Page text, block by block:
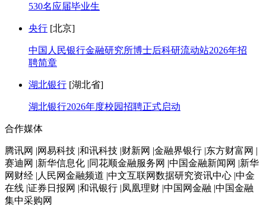
530名应届毕业生
央行 [北京]
中国人民银行金融研究所博士后科研流动站2026年招
聘简章
湖北银行 [湖北省]
湖北银行2026年度校园招聘正式启动
合作媒体
腾讯网 |网易科技 |和讯科技 |财新网 |金融界银行 |东方财富网 |
赛迪网 |新华信息化 |同花顺金融服务网 |中国金融新闻网 |新华
网财经 |人民网金融频道 |中文互联网数据研究资讯中心 |中金
在线 |证券日报网 |和讯银行 |凤凰理财 |中国网金融 |中国金融
集中采购网